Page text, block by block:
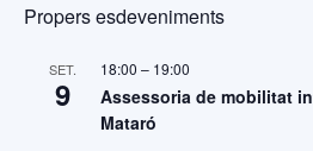
Propers esdeveniments
SET.
9
18:00 – 19:00
Assessoria de mobilitat
Mataró